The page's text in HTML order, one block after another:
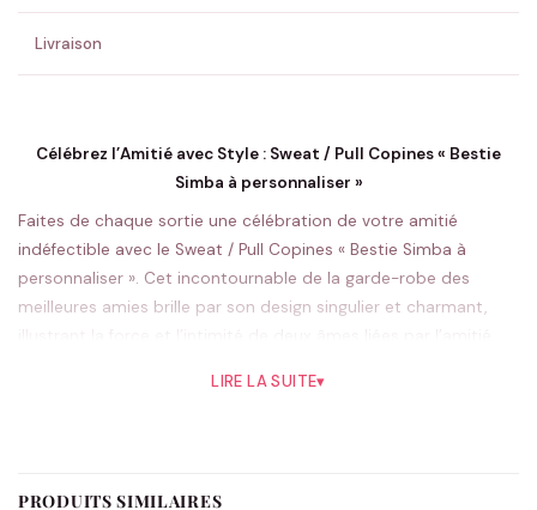
Livraison
Célébrez l’Amitié avec Style : Sweat / Pull Copines « Bestie
Simba à personnaliser »
Faites de chaque sortie une célébration de votre amitié
indéfectible avec le Sweat / Pull Copines « Bestie Simba à
personnaliser ». Cet incontournable de la garde-robe des
meilleures amies brille par son design singulier et charmant,
vacances, pour célébrer un anniversaire spécial ou pour
LIRE LA SUITE▾
PRODUITS SIMILAIRES